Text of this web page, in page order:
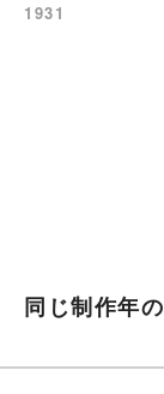
1931
同じ制作年